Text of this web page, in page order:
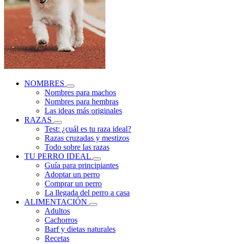
NOMBRES
Nombres para machos
Nombres para hembras
Las ideas más originales
RAZAS
Test: ¿cuál es tu raza ideal?
Razas cruzadas y mestizos
Todo sobre las razas
TU PERRO IDEAL
Guía para principiantes
Adoptar un perro
Comprar un perro
La llegada del perro a casa
ALIMENTACIÓN
Adultos
Cachorros
Barf y dietas naturales
Recetas